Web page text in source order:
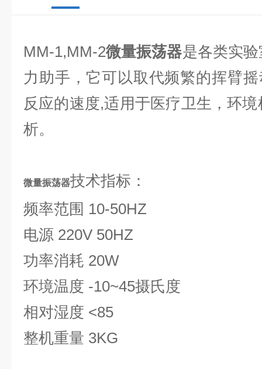
MM-1,MM-2微量振荡器是各类实
力助手，它可以取代频繁的挥臂
反应的速度,适用于医疗卫生，环
析。
微量振荡器技术指标 ：
频率范围 10-50HZ
电源 220V 50HZ
功率消耗 20W
环境温度 -10~45摄氏度
相对湿度 <85
整机重量 3KG